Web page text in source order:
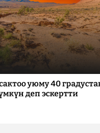
уюму 40
деп эскертти